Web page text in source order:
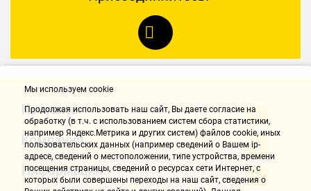
Контакты
Компания
Информация
Мы используем cookie
Продолжая использовать наш cайт, Вы даете согласие на
обработку (в т.ч. с использованием систем сбора статистики,
например Яндекс.Метрика и других систем) файлов cookie, иных
пользовательских данных (например сведений о Вашем ip-
адресе, сведений о местоположении, типе устройства, времени
посещения страницы, сведений о ресурсах сети Интернет, с
которых были совершены переходы на наш сайт, сведения о